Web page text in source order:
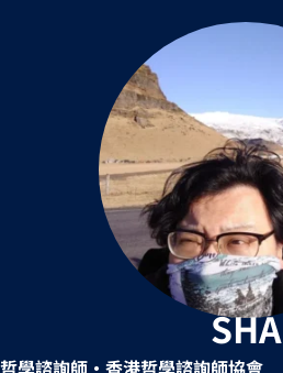
SHA
哲學諮詢師 •香港哲學諮詢師協會